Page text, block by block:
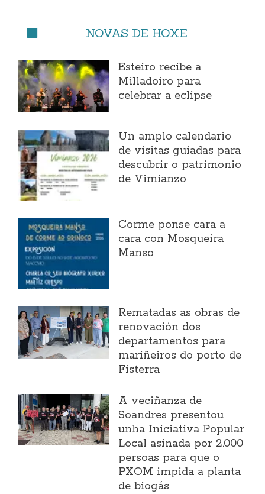
NOVAS DE HOXE
Esteiro recibe a
Milladoiro para
celebrar a eclipse
Un amplo calendario
de visitas guiadas para
descubrir o patrimonio
de Vimianzo
Corme ponse cara a
cara con Mosqueira
Manso
Rematadas as obras de
renovación dos
departamentos para
mariñeiros do porto de
Fisterra
A veciñanza de
Soandres presentou
unha Iniciativa Popular
Local asinada por 2.000
persoas para que o
PXOM impida a planta
de biogás